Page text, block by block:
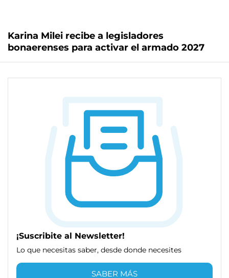
Karina Milei recibe a legisladores
bonaerenses para activar el armado 2027
¡Suscribite al Newsletter!
Lo que necesitas saber, desde donde necesites
SABER MÁS